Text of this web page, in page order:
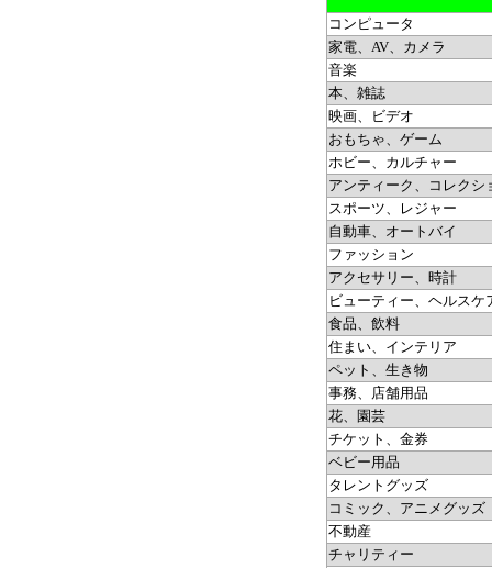
コンピュータ
家電、AV、カメラ
音楽
本、雑誌
映画、ビデオ
おもちゃ、ゲーム
ホビー、カルチャー
アンティーク、コレクシ
スポーツ、レジャー
自動車、オートバイ
ファッション
アクセサリー、時計
ビューティー、ヘルスケ
食品、飲料
住まい、インテリア
ペット、生き物
事務、店舗用品
花、園芸
チケット、金券
ベビー用品
タレントグッズ
コミック、アニメグッズ
不動産
チャリティー